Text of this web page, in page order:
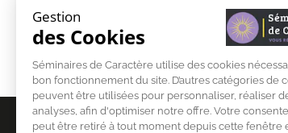
Gestion
des Cookies
Séminaires de Caractère utilise des cookies
bon fonctionnement du site. D’autres catégories de
peuvent être utilisées pour personnaliser, réaliser
analyses, afin d'optimiser notre offre. Votre
peut être retiré à tout moment depuis cette fenêtre